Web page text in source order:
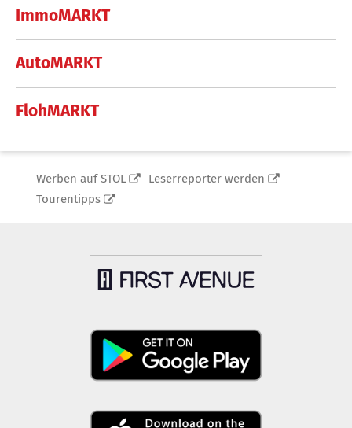
ImmoMARKT
AutoMARKT
FlohMARKT
Werben auf STOL
Leserreporter werden
Tourentipps